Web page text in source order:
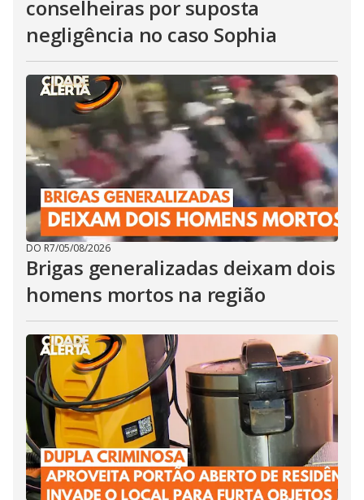
conselheiras por suposta
negligência no caso Sophia
DO R7/05/08/2026
Brigas generalizadas deixam dois
homens mortos na região